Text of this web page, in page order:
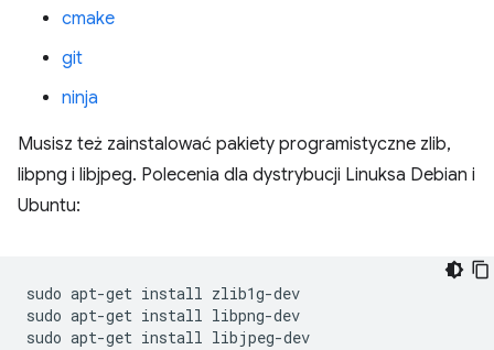
cmake
git
ninja
Musisz też zainstalować pakiety programistyczne zlib,
libpng i libjpeg. Polecenia dla dystrybucji Linuksa Debian i
Ubuntu:
sudo apt-get install zlib1g-dev
sudo apt-get install libpng-dev
sudo apt-get install